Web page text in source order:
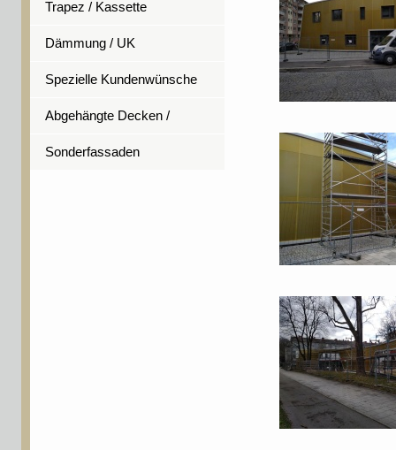
Trapez / Kassette
Dämmung / UK
Spezielle Kundenwünsche
Abgehängte Decken /
Untersichtsverkleidungen
Sonderfassaden